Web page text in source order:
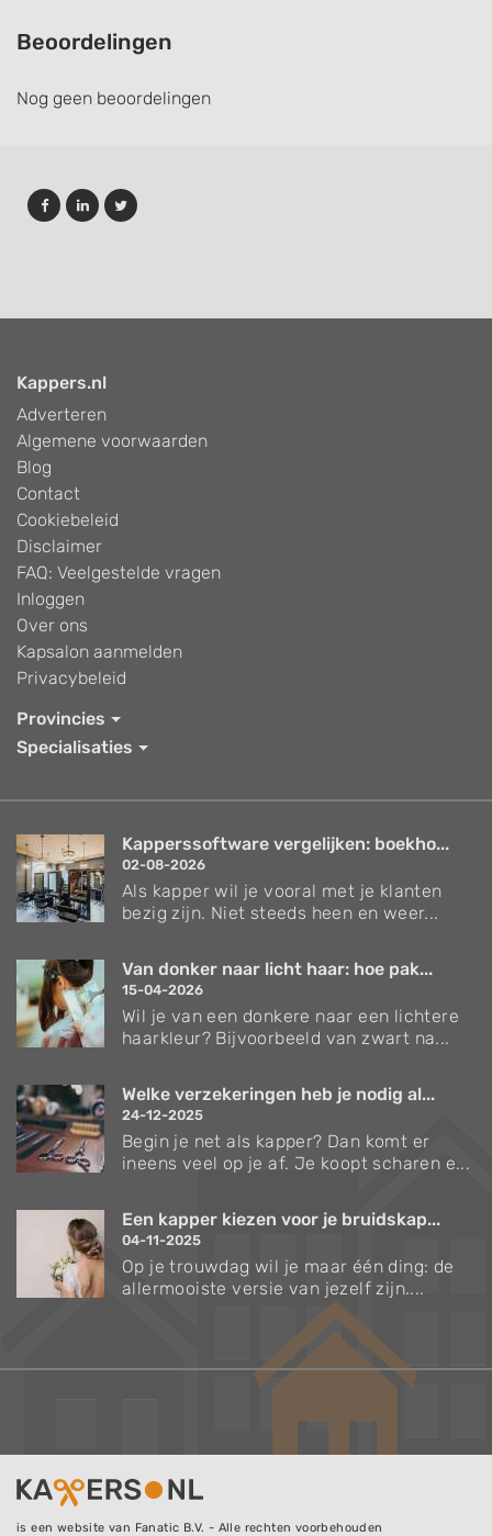
Beoordelingen
Nog geen beoordelingen
Kappers.nl
Adverteren
Algemene voorwaarden
Blog
Contact
Cookiebeleid
Disclaimer
FAQ: Veelgestelde vragen
Inloggen
Over ons
Kapsalon aanmelden
Privacybeleid
Provincies
Specialisaties
Kapperssoftware vergelijken: boekho...
02-08-2026
Als kapper wil je vooral met je klanten
bezig zijn. Niet steeds heen en weer...
Van donker naar licht haar: hoe pak...
15-04-2026
Wil je van een donkere naar een lichtere
haarkleur? Bijvoorbeeld van zwart na...
Welke verzekeringen heb je nodig al...
24-12-2025
Begin je net als kapper? Dan komt er
ineens veel op je af. Je koopt scharen e...
Een kapper kiezen voor je bruidskap...
04-11-2025
Op je trouwdag wil je maar één ding: de
allermooiste versie van jezelf zijn....
is een website van Fanatic B.V. - Alle rechten voorbehouden